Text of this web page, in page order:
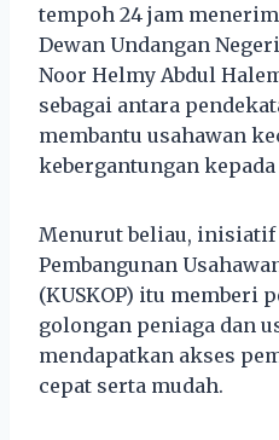
tempoh 24 jam
Dewan Undangan
Noor Helmy Abdul
sebagai antara
membantu usahawan
kebergantungan kepada
Menurut beliau, inisiatif
Pembangunan
(KUSKOP) itu memberi
golongan peniaga dan
mendapatkan akses
cepat serta mudah.